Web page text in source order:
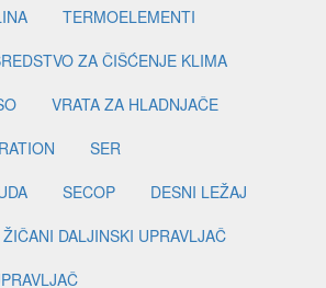
TERMOELEMENTI
ZA ČIŠĆENJE KLIMA
VRATA ZA HLADNJAČE
SER
SECOP
DESNI LEŽAJ
ŽIČANI DALJINSKI UPRAVLJAČ